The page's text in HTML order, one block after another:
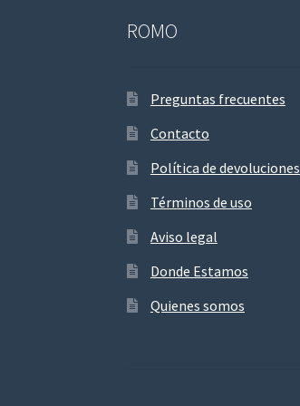
ROMO
Preguntas frecuentes
Contacto
Política de devoluciones
Términos de uso
Aviso legal
Donde Estamos
Quienes somos